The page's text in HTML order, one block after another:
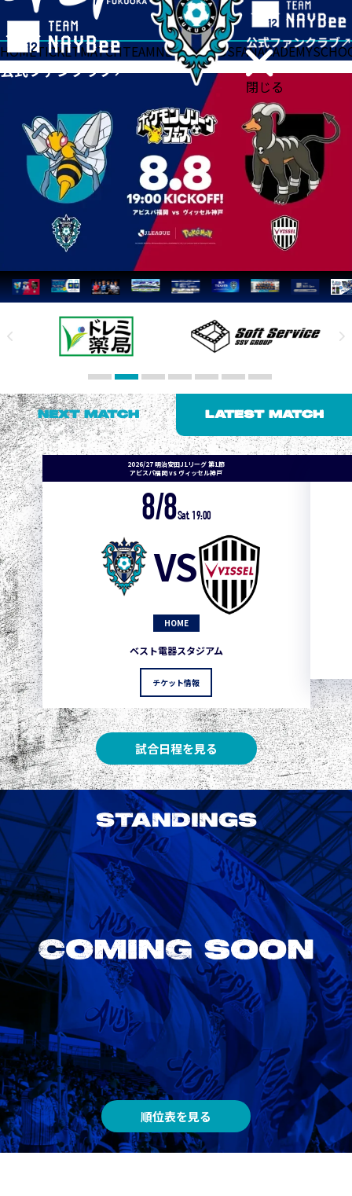
閉じる
HOMETICKETMATCHTEAMNEWSGOODSFANACADEMY
NEXT MATCH LATEST MATCH
2026/27 明治安田J1リーグ 第1節
アビスパ福岡 vs ヴィッセル神戸
8/8Sat. 19:00
VS
HOME
ベスト電器スタジアム
チケット情報
試合日程を見る
STANDINGS
順位表を見る